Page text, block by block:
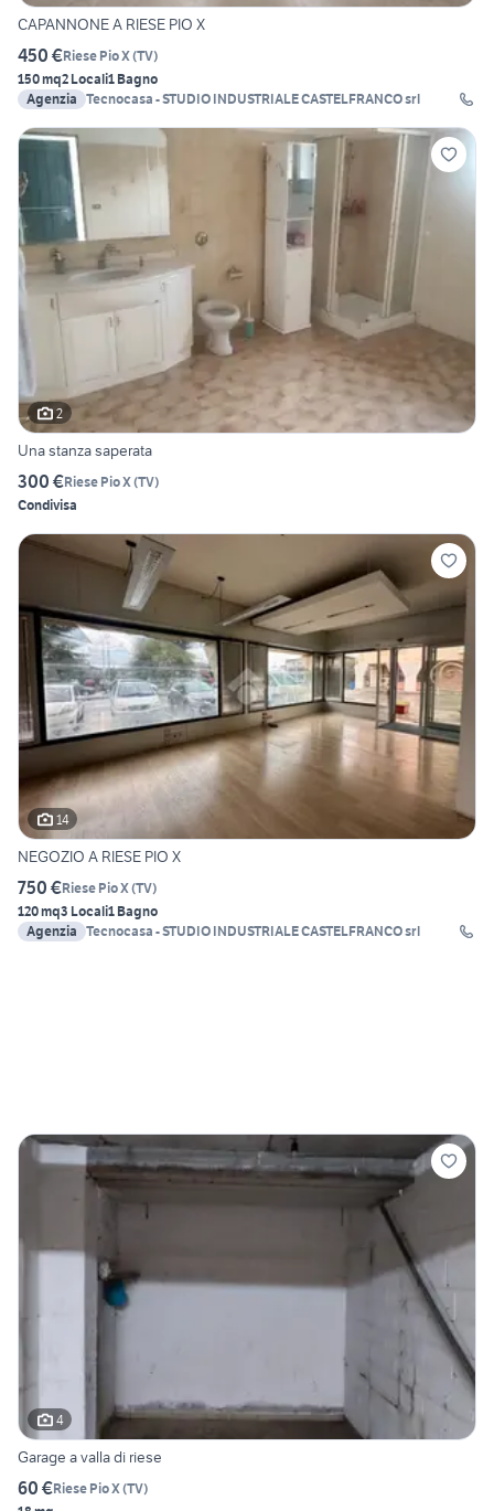
CAPANNONE A RIESE PIO X
450 €Riese Pio X(TV)
150 mq2 Locali1 Bagno
Agenzia Tecnocasa - STUDIO INDUSTRIALE CASTELFRANCO srl
2
Una stanza saperata
300 €Riese Pio X(TV)
Condivisa
14
NEGOZIO A RIESE PIO X
750 €Riese Pio X(TV)
120 mq3 Locali1 Bagno
Agenzia Tecnocasa - STUDIO INDUSTRIALE CASTELFRANCO srl
4
Garage a valla di riese
60 €Riese Pio X(TV)